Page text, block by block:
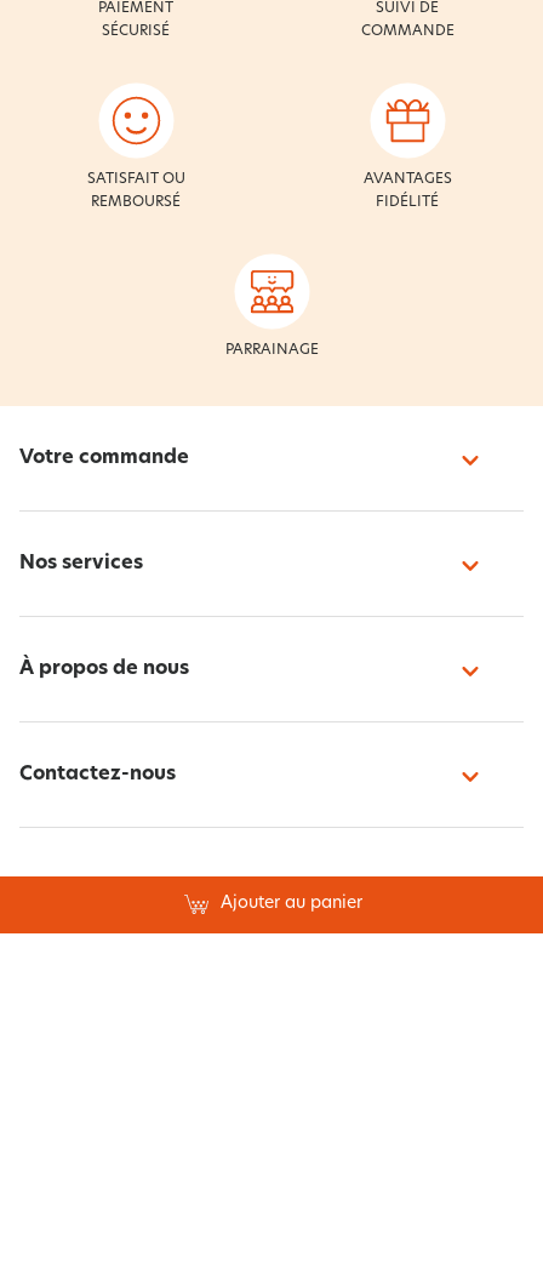
Ajouter au panier
PAIEMENT
SÉCURISÉ
SUIVI DE
COMMANDE
SATISFAIT OU
REMBOURSÉ
AVANTAGES
FIDÉLITÉ
PARRAINAGE
Votre commande
Nos services
À propos de nous
Contactez-nous
Paiement sécurisé